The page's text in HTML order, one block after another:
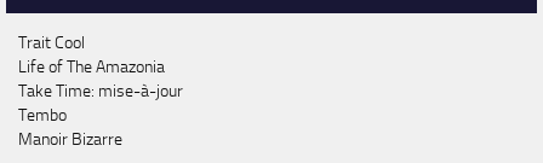
Trait Cool
Life of The Amazonia
Take Time: mise-à-jour
Tembo
Manoir Bizarre